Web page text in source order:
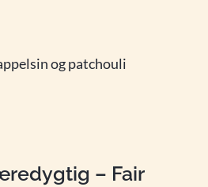
og patchouli
– Fair